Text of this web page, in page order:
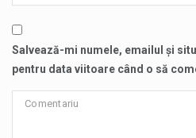
Salvează-mi numele, emailul și
pentru data viitoare când o să